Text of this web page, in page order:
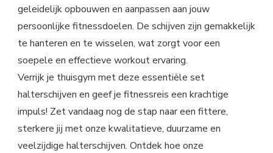
geleidelijk opbouwen en aanpassen aan jouw
persoonlijke fitnessdoelen. De schijven zijn gemakkelijk
te hanteren en te wisselen, wat zorgt voor een
soepele en effectieve workout ervaring.
Verrijk je thuisgym met deze essentiële set
halterschijven en geef je fitnessreis een krachtige
impuls! Zet vandaag nog de stap naar een fittere,
sterkere jij met onze kwalitatieve, duurzame en
veelzijdige halterschijven. Ontdek hoe onze